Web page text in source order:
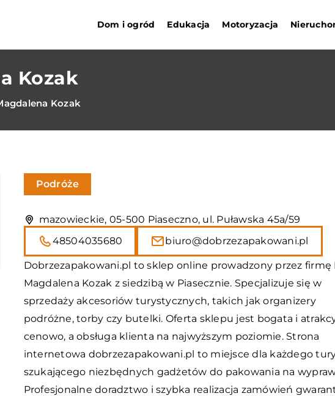
Dom i ogród Edukacja Motoryzacja
Kozak
Kozak
Podróże
mazowieckie, 05-500 Piaseczno, ul. Puławska 45a/59
48504035680
biuro@dobrzezapakowani.pl
Dobrzezapakowani.pl to sklep online prowadzony przez firmę
Magdalena Kozak z siedzibą w Piasecznie. Specjalizuje się w
sprzedaży akcesoriów turystycznych, takich jak organizery
podróżne, torby czy butelki. Oferta sklepu jest bogata i
cenowo, a obsługa klienta na najwyższym poziomie. Strona
internetowa dobrzezapakowani.pl to miejsce dla każdego
szukającego niezbędnych gadżetów do pakowania na
Profesjonalne doradztwo i szybka realizacja zamówień